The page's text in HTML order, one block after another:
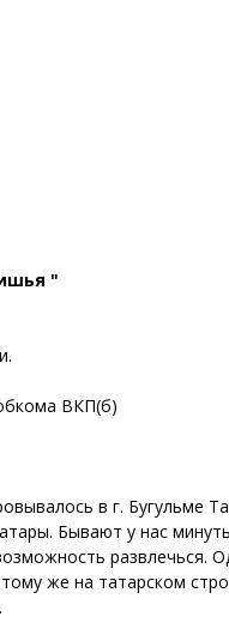
"
ВКП(б)
в г. Бугульме
Бывают у нас
развлечься.
же на татарском